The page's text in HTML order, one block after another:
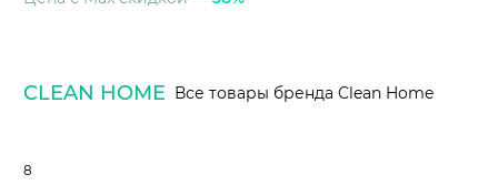
CLEAN HOME Все товары бренда Clean Home
8